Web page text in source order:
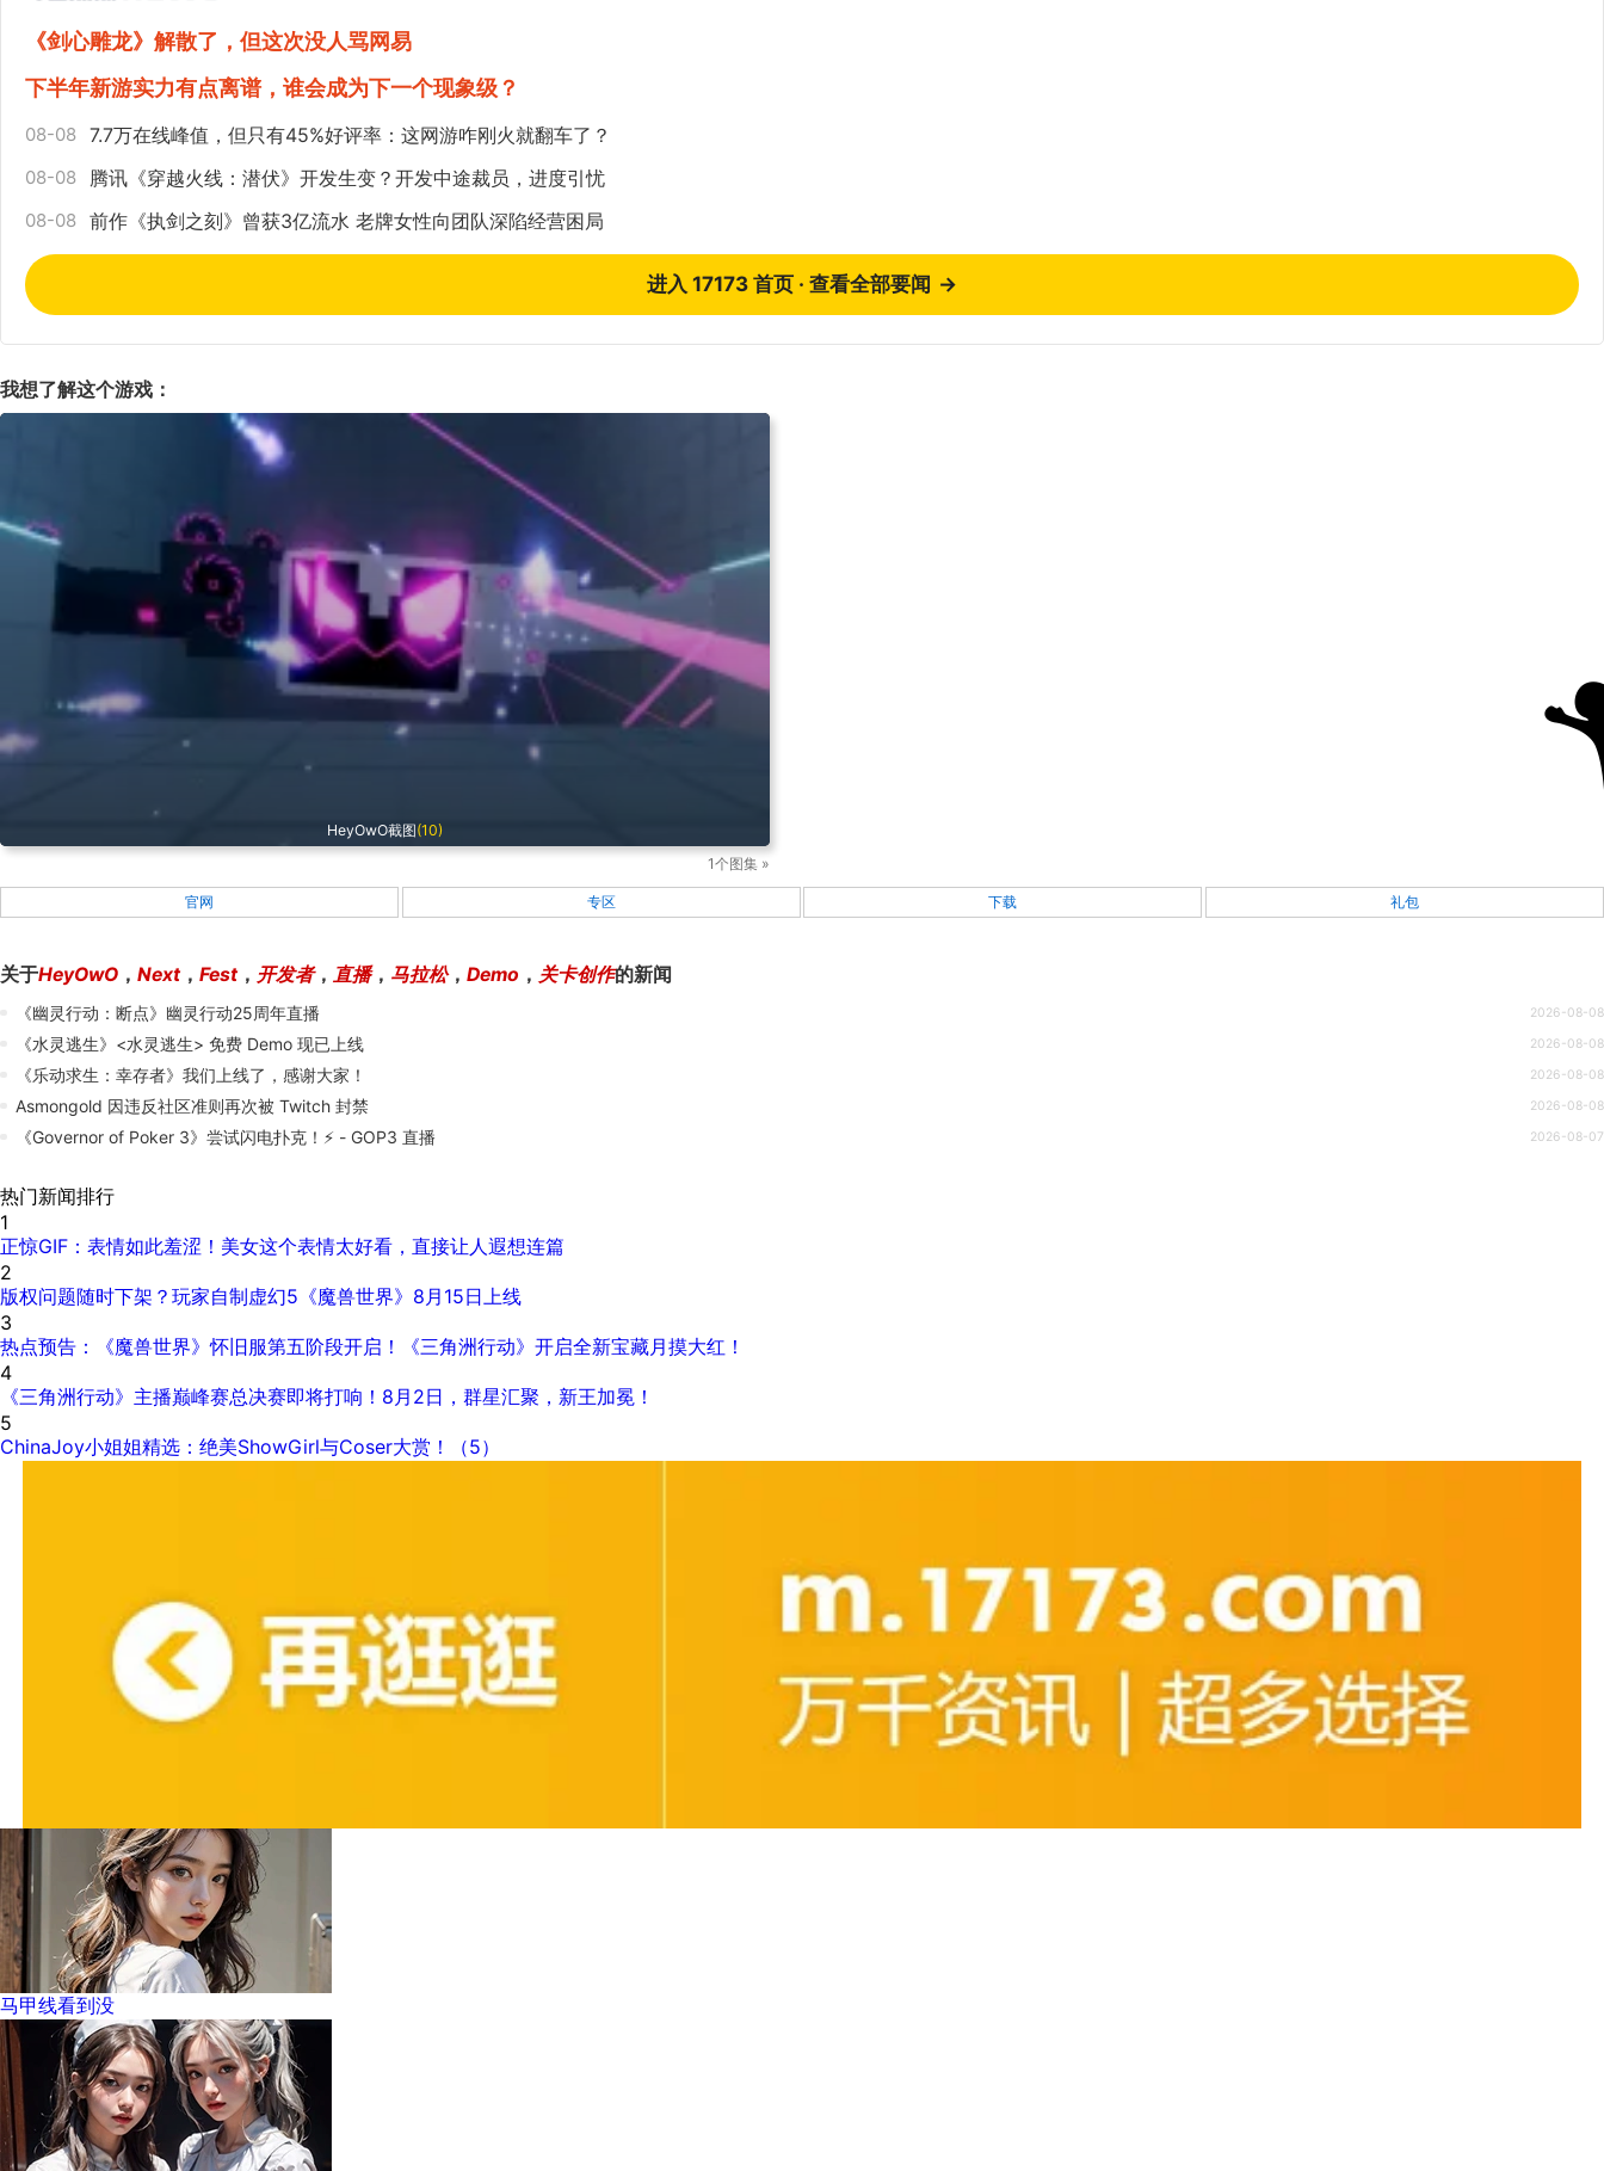
《剑心雕龙》解散了，但这次没人骂网易
下半年新游实力有点离谱，谁会成为下一个现象级？
08-08 7.7万在线峰值，但只有45%好评率：这网游咋刚火就翻车了？
08-08 腾讯《穿越火线：潜伏》开发生变？开发中途裁员，进度引忧
08-08 前作《执剑之刻》曾获3亿流水 老牌女性向团队深陷经营困局
进入 17173 首页 · 查看全部要闻 →
我想了解这个游戏：
HeyOwO截图(10)
1个图集 »
官网 专区 下载 礼包
关于HeyOwO ， Next， Fest， 开发者， 直播， 马拉松， Demo ， 关卡创作的新闻
《幽灵行动：断点》幽灵行动25周年直播 2026-08-08
《水灵逃生》<水灵逃生> 免费 Demo 现已上线 2026-08-08
《乐动求生：幸存者》我们上线了，感谢大家！ 2026-08-08
Asmongold 因违反社区准则再次被 Twitch 封禁 2026-08-08
《Governor of Poker 3》尝试闪电扑克！⚡️ - GOP3 直播 2026-08-07
热门新闻排行
1
正惊GIF：表情如此羞涩！美女这个表情太好看，直接让人遐想连篇
2
版权问题随时下架？玩家自制虚幻5《魔兽世界》8月15日上线
3
热点预告：《魔兽世界》怀旧服第五阶段开启！《三角洲行动》开启全新宝藏月摸大红！
4
《三角洲行动》主播巅峰赛总决赛即将打响！8月2日，群星汇聚，新王加冕！
5
ChinaJoy小姐姐精选：绝美ShowGirl与Coser大赏！（5）
马甲线看到没